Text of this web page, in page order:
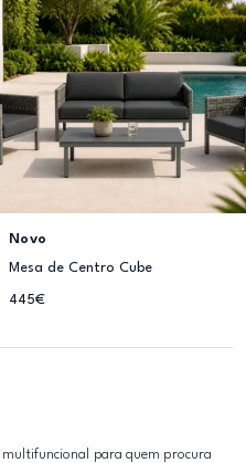
Novo
Mesa de Centro Cube
445€
para quem procura